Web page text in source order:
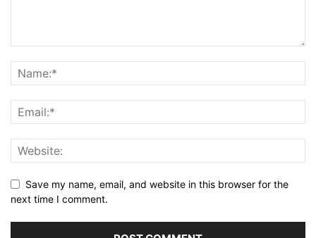
Save my name, email, and website in this browser for the
next time I comment.